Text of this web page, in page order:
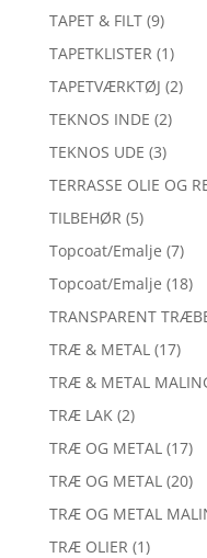
TAPET & FILT (9)
TAPETKLISTER (1)
TAPETVÆRKTØJ (2)
TEKNOS INDE (2)
TEKNOS UDE (3)
TERRASSE OLIE OG
TILBEHØR (5)
Topcoat/Emalje (7)
Topcoat/Emalje (18)
TRANSPARENT
TRÆ & METAL (17)
TRÆ & METAL
TRÆ LAK (2)
TRÆ OG METAL (17)
TRÆ OG METAL (20)
TRÆ OG METAL
TRÆ OLIER (1)